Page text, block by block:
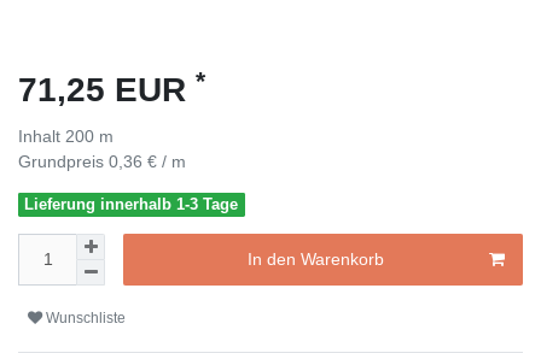
71,25 EUR *
Inhalt 200 m
Grundpreis 0,36 € / m
Lieferung innerhalb 1-3 Tage
In den Warenkorb
Wunschliste